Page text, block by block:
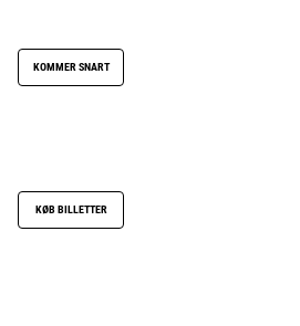
KOMMER SNART
KØB BILLETTER